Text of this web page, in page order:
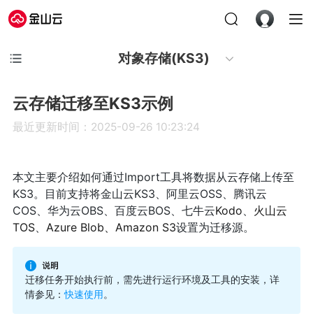
对象存储(KS3)
云存储迁移至KS3示例
最近更新时间：2025-09-26 10:23:24
本文主要介绍如何通过Import工具将数据从云存储上传至
KS3。目前支持将金山云KS3、阿里云OSS、腾讯云
COS、华为云OBS、百度云BOS、七牛云Kodo、 火山云
TOS、 Azure Blob、Amazon S3设置为迁移源。
迁移任务开始执行前，需先进行运行环境及工具的安装，详
情参见：快速使用。